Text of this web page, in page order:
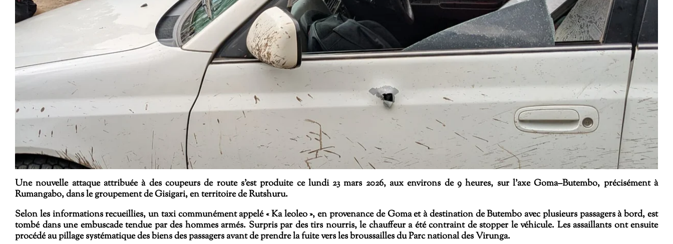
Une nouvelle attaque attribuée à des coupeurs de route s’est produite ce lundi 23 mars 2026, aux environs de 9 heures, sur l’axe Goma–Butembo, précisément à
Rumangabo, dans le groupement de Gisigari, en territoire de Rutshuru.
Selon les informations recueillies, un taxi communément appelé « Ka leoleo », en provenance de Goma et à destination de Butembo avec plusieurs passagers à bord, est
tombé dans une embuscade tendue par des hommes armés. Surpris par des tirs nourris, le chauffeur a été contraint de stopper le véhicule. Les assaillants ont ensuite
procédé au pillage systématique des biens des passagers avant de prendre la fuite vers les broussailles duParc national des Virunga.